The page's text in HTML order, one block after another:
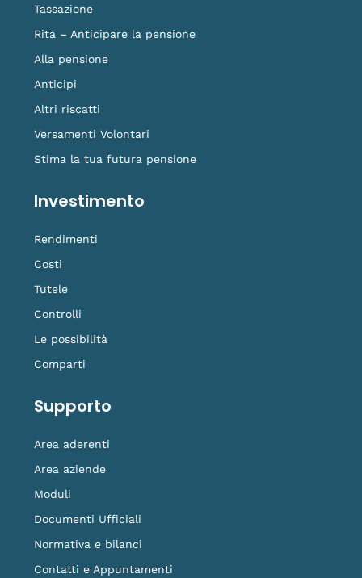
Tassazione
Rita – Anticipare la pensione
Alla pensione
Anticipi
Altri riscatti
Versamenti Volontari
Stima la tua futura pensione
Investimento
Rendimenti
Costi
Tutele
Controlli
Le possibilità
Comparti
Supporto
Area aderenti
Area aziende
Moduli
Documenti Ufficiali
Normativa e bilanci
Contatti e Appuntamenti